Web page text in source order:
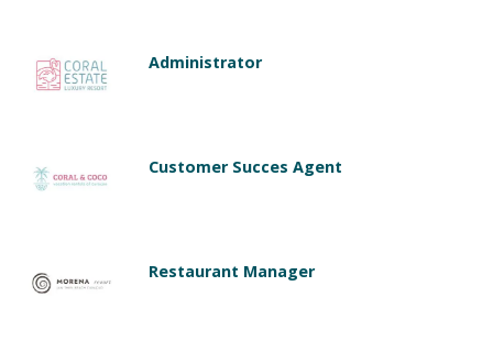
Administrator
Customer Succes Agent
Restaurant Manager